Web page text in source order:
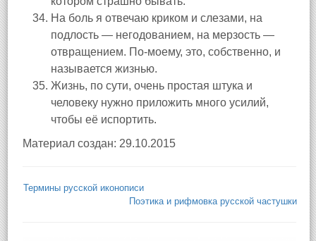
На боль я отвечаю криком и слезами, на
подлость — негодованием, на мерзость —
отвращением. По-моему, это, собственно, и
называется жизнью.
Жизнь, по сути, очень простая штука и
человеку нужно приложить много усилий,
чтобы её испортить.
Материал создан: 29.10.2015
Термины русской иконописи
Поэтика и рифмовка русской частушки